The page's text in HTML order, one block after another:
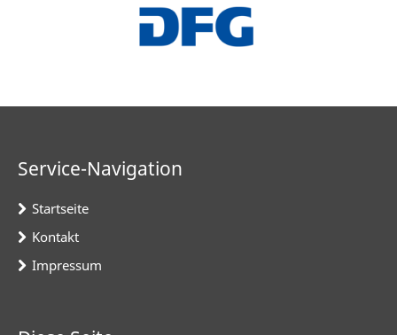
Service-Navigation
Startseite
Kontakt
Impressum